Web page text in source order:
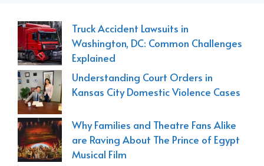
Truck Accident Lawsuits in
Washington, DC: Common Challenges
Explained
Understanding Court Orders in
Kansas City Domestic Violence Cases
Why Families and Theatre Fans Alike
are Raving About The Prince of Egypt
Musical Film